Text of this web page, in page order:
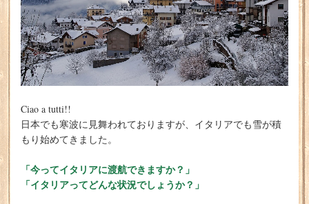
Ciao a tutti!!
日本でも寒波に見舞われておりますが、イタリアでも雪が積
もり始めてきました。
「今ってイタリアに渡航できますか？」
「イタリアってどんな状況でしょうか？」